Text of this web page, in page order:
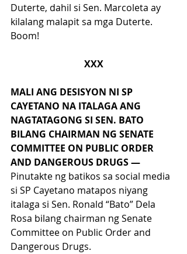
Duterte, dahil si Sen. Marcoleta ay
kilalang malapit sa mga Duterte.
Boom!
XXX
MALI ANG DESISYON NI SP
CAYETANO NA ITALAGA ANG
NAGTATAGONG SI SEN. BATO
BILANG CHAIRMAN NG SENATE
COMMITTEE ON PUBLIC ORDER
AND DANGEROUS DRUGS —
Pinutakte ng batikos sa social media
si SP Cayetano matapos niyang
italaga si Sen. Ronald “Bato” Dela
Rosa bilang chairman ng Senate
Committee on Public Order and
Dangerous Drugs.